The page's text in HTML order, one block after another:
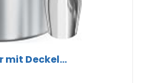
mit Deckel...